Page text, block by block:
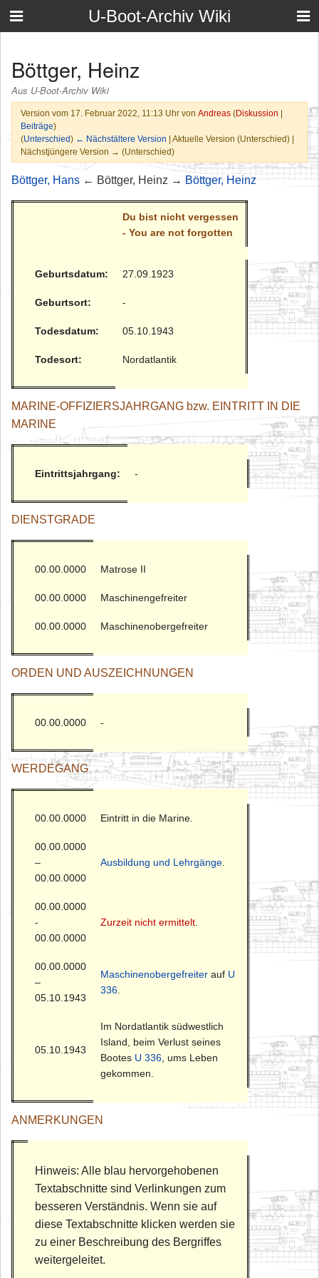
U-Boot-Archiv Wiki
Böttger, Heinz
Aus U-Boot-Archiv Wiki
Version vom 17. Februar 2022, 11:13 Uhr von Andreas (Diskussion |
Beiträge)
(Unterschied) ← Nächstältere Version | Aktuelle Version (Unterschied) |
Nächstjüngere Version → (Unterschied)
Böttger, Hans ← Böttger, Heinz → Böttger, Heinz
Du bist nicht vergessen
- You are not forgotten
Geburtsdatum: 27.09.1923
Geburtsort: -
Todesdatum: 05.10.1943
Todesort: Nordatlantik
MARINE-OFFIZIERSJAHRGANG bzw. EINTRITT IN DIE
MARINE
Eintrittsjahrgang: -
DIENSTGRADE
00.00.0000 Matrose II
00.00.0000 Maschinengefreiter
00.00.0000 Maschinenobergefreiter
ORDEN UND AUSZEICHNUNGEN
00.00.0000 -
WERDEGANG
00.00.0000 Eintritt in die Marine.
00.00.0000
–
00.00.0000
Ausbildung und Lehrgänge.
00.00.0000
-
00.00.0000
Zurzeit nicht ermittelt.
00.00.0000
–
05.10.1943
Maschinenobergefreiter auf U
336.
05.10.1943
Im Nordatlantik südwestlich
Island, beim Verlust seines
Bootes U 336, ums Leben
gekommen.
ANMERKUNGEN
Hinweis: Alle blau hervorgehobenen
Textabschnitte sind Verlinkungen zum
besseren Verständnis. Wenn sie auf
diese Textabschnitte klicken werden sie
zu einer Beschreibung des Bergriffes
weitergeleitet.